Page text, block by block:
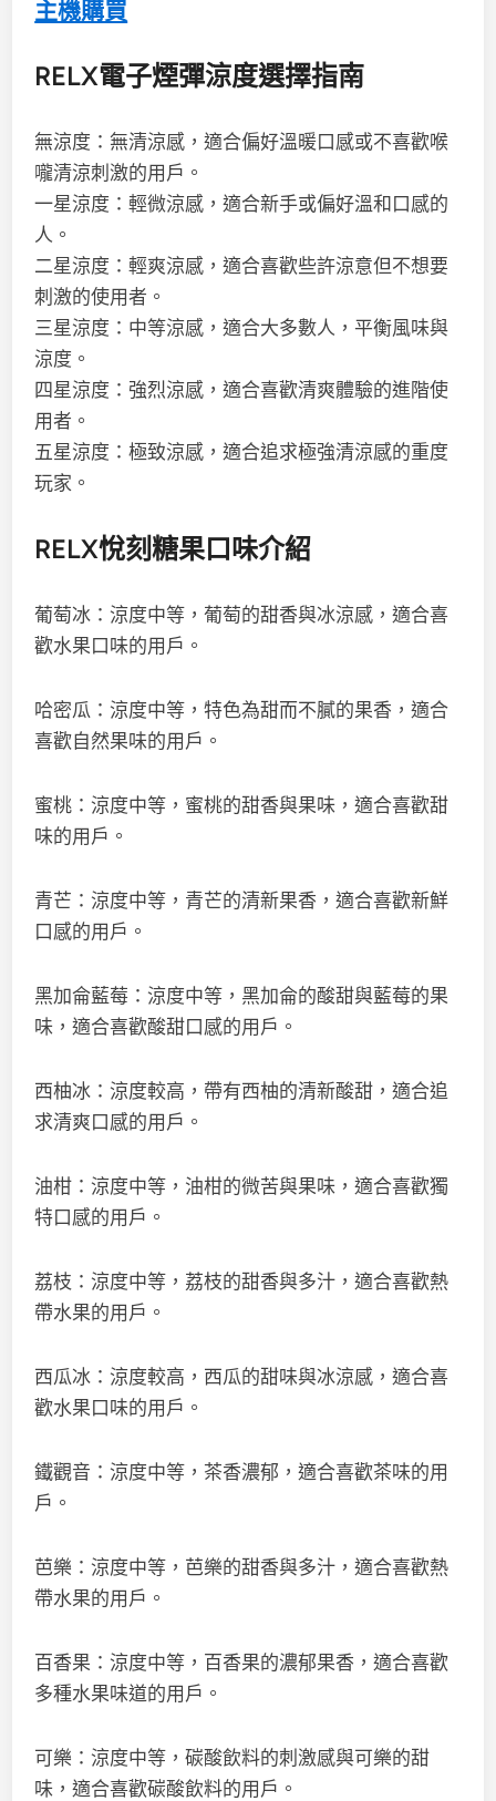
主機購買
RELX電子煙彈涼度選擇指南
無涼度：無清涼感，適合偏好溫暖口感或不喜歡喉
嚨清涼刺激的用戶。
一星涼度：輕微涼感，適合新手或偏好溫和口感的
人。
二星涼度：輕爽涼感，適合喜歡些許涼意但不想要
刺激的使用者。
三星涼度：中等涼感，適合大多數人，平衡風味與
涼度。
四星涼度：強烈涼感，適合喜歡清爽體驗的進階使
用者。
五星涼度：極致涼感，適合追求極強清涼感的重度
玩家。
RELX悅刻糖果口味介紹
葡萄冰：涼度中等，葡萄的甜香與冰涼感，適合喜
歡水果口味的用戶。
哈密瓜：涼度中等，特色為甜而不膩的果香，適合
喜歡自然果味的用戶。
蜜桃：涼度中等，蜜桃的甜香與果味，適合喜歡甜
味的用戶。
青芒：涼度中等，青芒的清新果香，適合喜歡新鮮
口感的用戶。
黑加侖藍莓：涼度中等，黑加侖的酸甜與藍莓的果
味，適合喜歡酸甜口感的用戶。
西柚冰：涼度較高，帶有西柚的清新酸甜，適合追
求清爽口感的用戶。
油柑：涼度中等，油柑的微苦與果味，適合喜歡獨
特口感的用戶。
荔枝：涼度中等，荔枝的甜香與多汁，適合喜歡熱
帶水果的用戶。
西瓜冰：涼度較高，西瓜的甜味與冰涼感，適合喜
歡水果口味的用戶。
鐵觀音：涼度中等，茶香濃郁，適合喜歡茶味的用
戶。
芭樂：涼度中等，芭樂的甜香與多汁，適合喜歡熱
帶水果的用戶。
百香果：涼度中等，百香果的濃郁果香，適合喜歡
多種水果味道的用戶。
可樂：涼度中等，碳酸飲料的刺激感與可樂的甜
味，適合喜歡碳酸飲料的用戶。